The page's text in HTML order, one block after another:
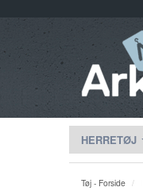
HERRETØJ
Tøj - Forside